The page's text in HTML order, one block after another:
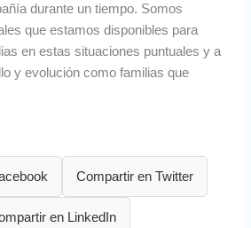
durante un tiempo. Somos
que estamos disponibles para
en estas situaciones puntuales y a
y evolución como familias que
Compartir en Twitter
en LinkedIn